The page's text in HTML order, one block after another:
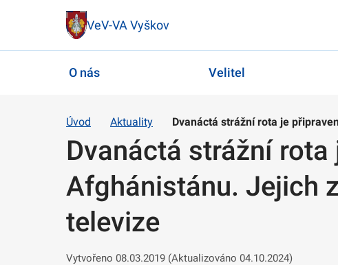
VeV-VA Vyškov
O nás Velitel
Úvod Aktuality Dvanáctá strážní rota je
Dvanáctá strážní
Afghánistánu. Jejich
televize
Vytvořeno 08.03.2019 (Aktualizováno 04.10.2024)